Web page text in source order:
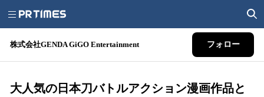
株式会社GENDA GiGO Entertainment フォロー
大人気の日本刀バトルアクション漫画作品と